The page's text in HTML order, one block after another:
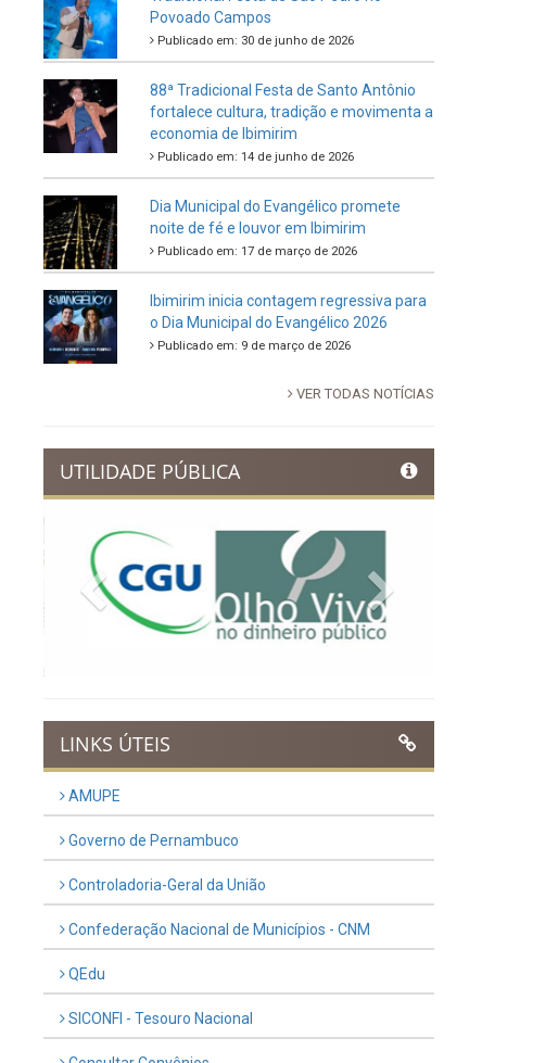
Quadrilhas Juninas de Ibimirim mantêm
viva a tradição e representam o
munícipio em Pernambuco
Publicado em: 2 de julho de 2026
Tradicional Festa de São Pedro no
Povoado Campos
Publicado em: 30 de junho de 2026
88ª Tradicional Festa de Santo Antônio
fortalece cultura, tradição e movimenta a
economia de Ibimirim
Dia Municipal do Evangélico promete
Ibimirim inicia contagem regressiva para
o Dia Municipal do Evangélico 2026
VER TODAS NOTÍCIAS
Previous Next
LINKS ÚTEIS
AMUPE
Governo de Pernambuco